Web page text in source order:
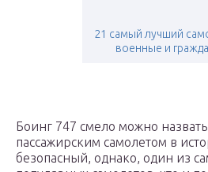
21 самый лучший
военные и
Боинг 747 смело можно
пассажирским самолетом в
безопасный, однако, один из